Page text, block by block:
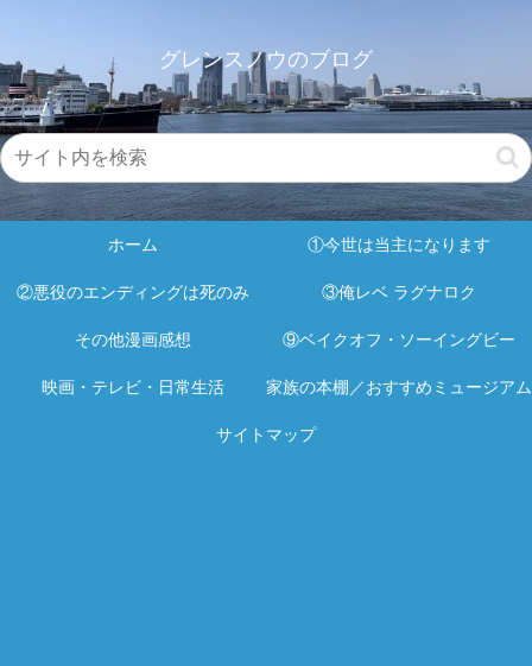
グレンスノウのブログ
ホーム ①今世は当主になります
②悪役のエンディングは死のみ ③俺レベ ラグナロク
その他漫画感想 ⑨ベイクオフ・ソーイングビー
映画・テレビ・日常生活 家族の本棚／おすすめミュージアム
サイトマップ